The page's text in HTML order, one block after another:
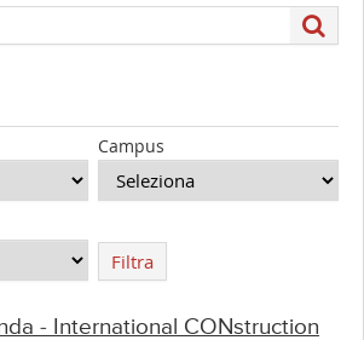
Campus
Filtra
- International CONstruction